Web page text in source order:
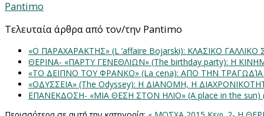
Pantimo
Τελευταία άρθρα από τον/την Pantimo
«Ο ΠΑΡΑΧΑΡΑΚΤΗΣ» (L ’affaire Bojarski): ΚΛΑΣΙΚΟ ΓΑΛΛΙΚΟ
ΘΕΡΙΝΑ- «ΠΑΡΤΥ ΓΕΝΕΘΛΙΩΝ» (The birthday party): H
«ΤΟ ΔΕΙΠΝΟ ΤΟΥ ΦΡΑΝΚΟ» (La cena): ΑΠΟ ΤΗΝ
«ΟΔΥΣΣΕΙΑ» (The Odyssey): Η ΔΙΑΝΟΜΗ, Η
ΕΠΑΝΕΚΔΟΣΗ- «ΜΙΑ ΘΕΣΗ ΣΤΟΝ ΗΛΙΟ» (Α place in the